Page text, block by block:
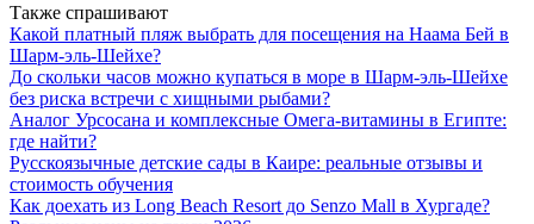
Также спрашивают
Какой платный пляж выбрать для посещения на Наама Бей в
Шарм-эль-Шейхе?
До скольки часов можно купаться в море в Шарм-эль-Шейхе
без риска встречи с хищными рыбами?
Аналог Урсосана и комплексные Омега-витамины в Египте:
где найти?
Русскоязычные детские сады в Каире: реальные отзывы и
стоимость обучения
Как доехать из Long Beach Resort до Senzo Mall в Хургаде?